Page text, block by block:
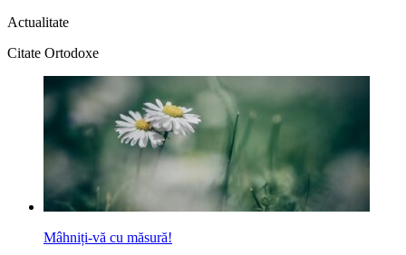
Actualitate
Citate Ortodoxe
Mâhniți-vă cu măsură!